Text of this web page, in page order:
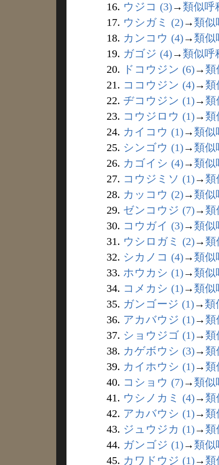
16. ウジコ (3)→ 類似呼
17. ウシガミ (2)→ 類似
18. カンコウ (4)→ 類似
19. ガゴジ (4)→ 類似呼
20.
ドコウジン (6)→ 類
21. ココウジン (4)→ 類
22. ヂコウジン (1)→ 類
23. コウジロウ (1)→ 類
24. カイコウ (1)→ 類似
25. シンゴウ (1)→ 類似
26. カゴイシ (4)→ 類似
27. コウジミソ (1)→ 類
28. カッコウ (2)→ 類似
29. ゼンコウジ (7)→ 類
30. コウガイ (3)→ 類似
31. ウシロガミ (2)→ 類
32. シカノコ (4)→ 類似
33. ホウカシ (1)→ 類似
34. コメカシ (1)→ 類似
35. ガンゴージ (1)→ 類
36. アカバウジ (1)→ 類
37. ショウジゴ (1)→ 類
38. カゲボウシ (3)→ 類
39. カイホウシ (1)→ 類
40. コショウ (7)→ 類似
41. ウシノカミ (4)→ 類
42. アカバウシ (1)→ 類
43. ジュウジカ (1)→ 類
44. ガンゴジ (1)→ 類似
45. カワドウジ (1)→ 類